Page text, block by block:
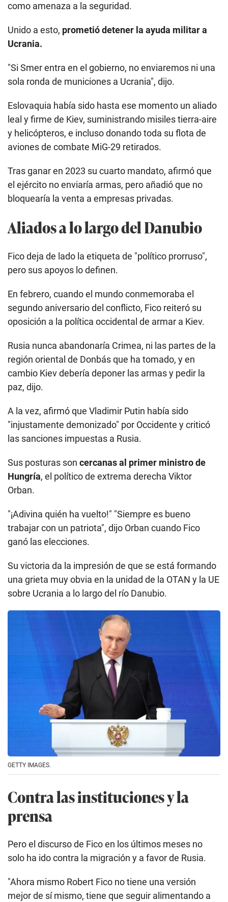
como amenaza a la seguridad.
Unido a esto, prometió detener la ayuda militar a
Ucrania.
"Si Smer entra en el gobierno, no enviaremos ni una
sola ronda de municiones a Ucrania", dijo.
Eslovaquia había sido hasta ese momento un aliado
leal y firme de Kiev, suministrando misiles tierra-aire
y helicópteros, e incluso donando toda su flota de
aviones de combate MiG-29 retirados.
Tras ganar en 2023 su cuarto mandato, afirmó que
el ejército no enviaría armas, pero añadió que no
bloquearía la venta a empresas privadas.
Aliados a lo largo del Danubio
Fico deja de lado la etiqueta de "político prorruso",
pero sus apoyos lo definen.
En febrero, cuando el mundo conmemoraba el
segundo aniversario del conflicto, Fico reiteró su
oposición a la política occidental de armar a Kiev.
Rusia nunca abandonaría Crimea, ni las partes de la
región oriental de Donbás que ha tomado, y en
cambio Kiev debería deponer las armas y pedir la
paz, dijo.
A la vez, afirmó que Vladimir Putin había sido
"injustamente demonizado" por Occidente y criticó
las sanciones impuestas a Rusia.
Sus posturas son cercanas al primer ministro de
Hungría, el político de extrema derecha Viktor
Orban.
"¡Adivina quién ha vuelto!" "Siempre es bueno
trabajar con un patriota", dijo Orban cuando Fico
ganó las elecciones.
Su victoria da la impresión de que se está formando
una grieta muy obvia en la unidad de la OTAN y la UE
sobre Ucrania a lo largo del río Danubio.
GETTY IMAGES.
Contra las instituciones y la
prensa
Pero el discurso de Fico en los últimos meses no
solo ha ido contra la migración y a favor de Rusia.
"Ahora mismo Robert Fico no tiene una versión
mejor de sí mismo, tiene que seguir alimentando a